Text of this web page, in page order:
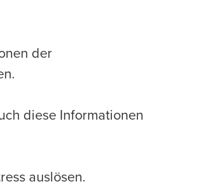
der
diese Informationen
auslösen.